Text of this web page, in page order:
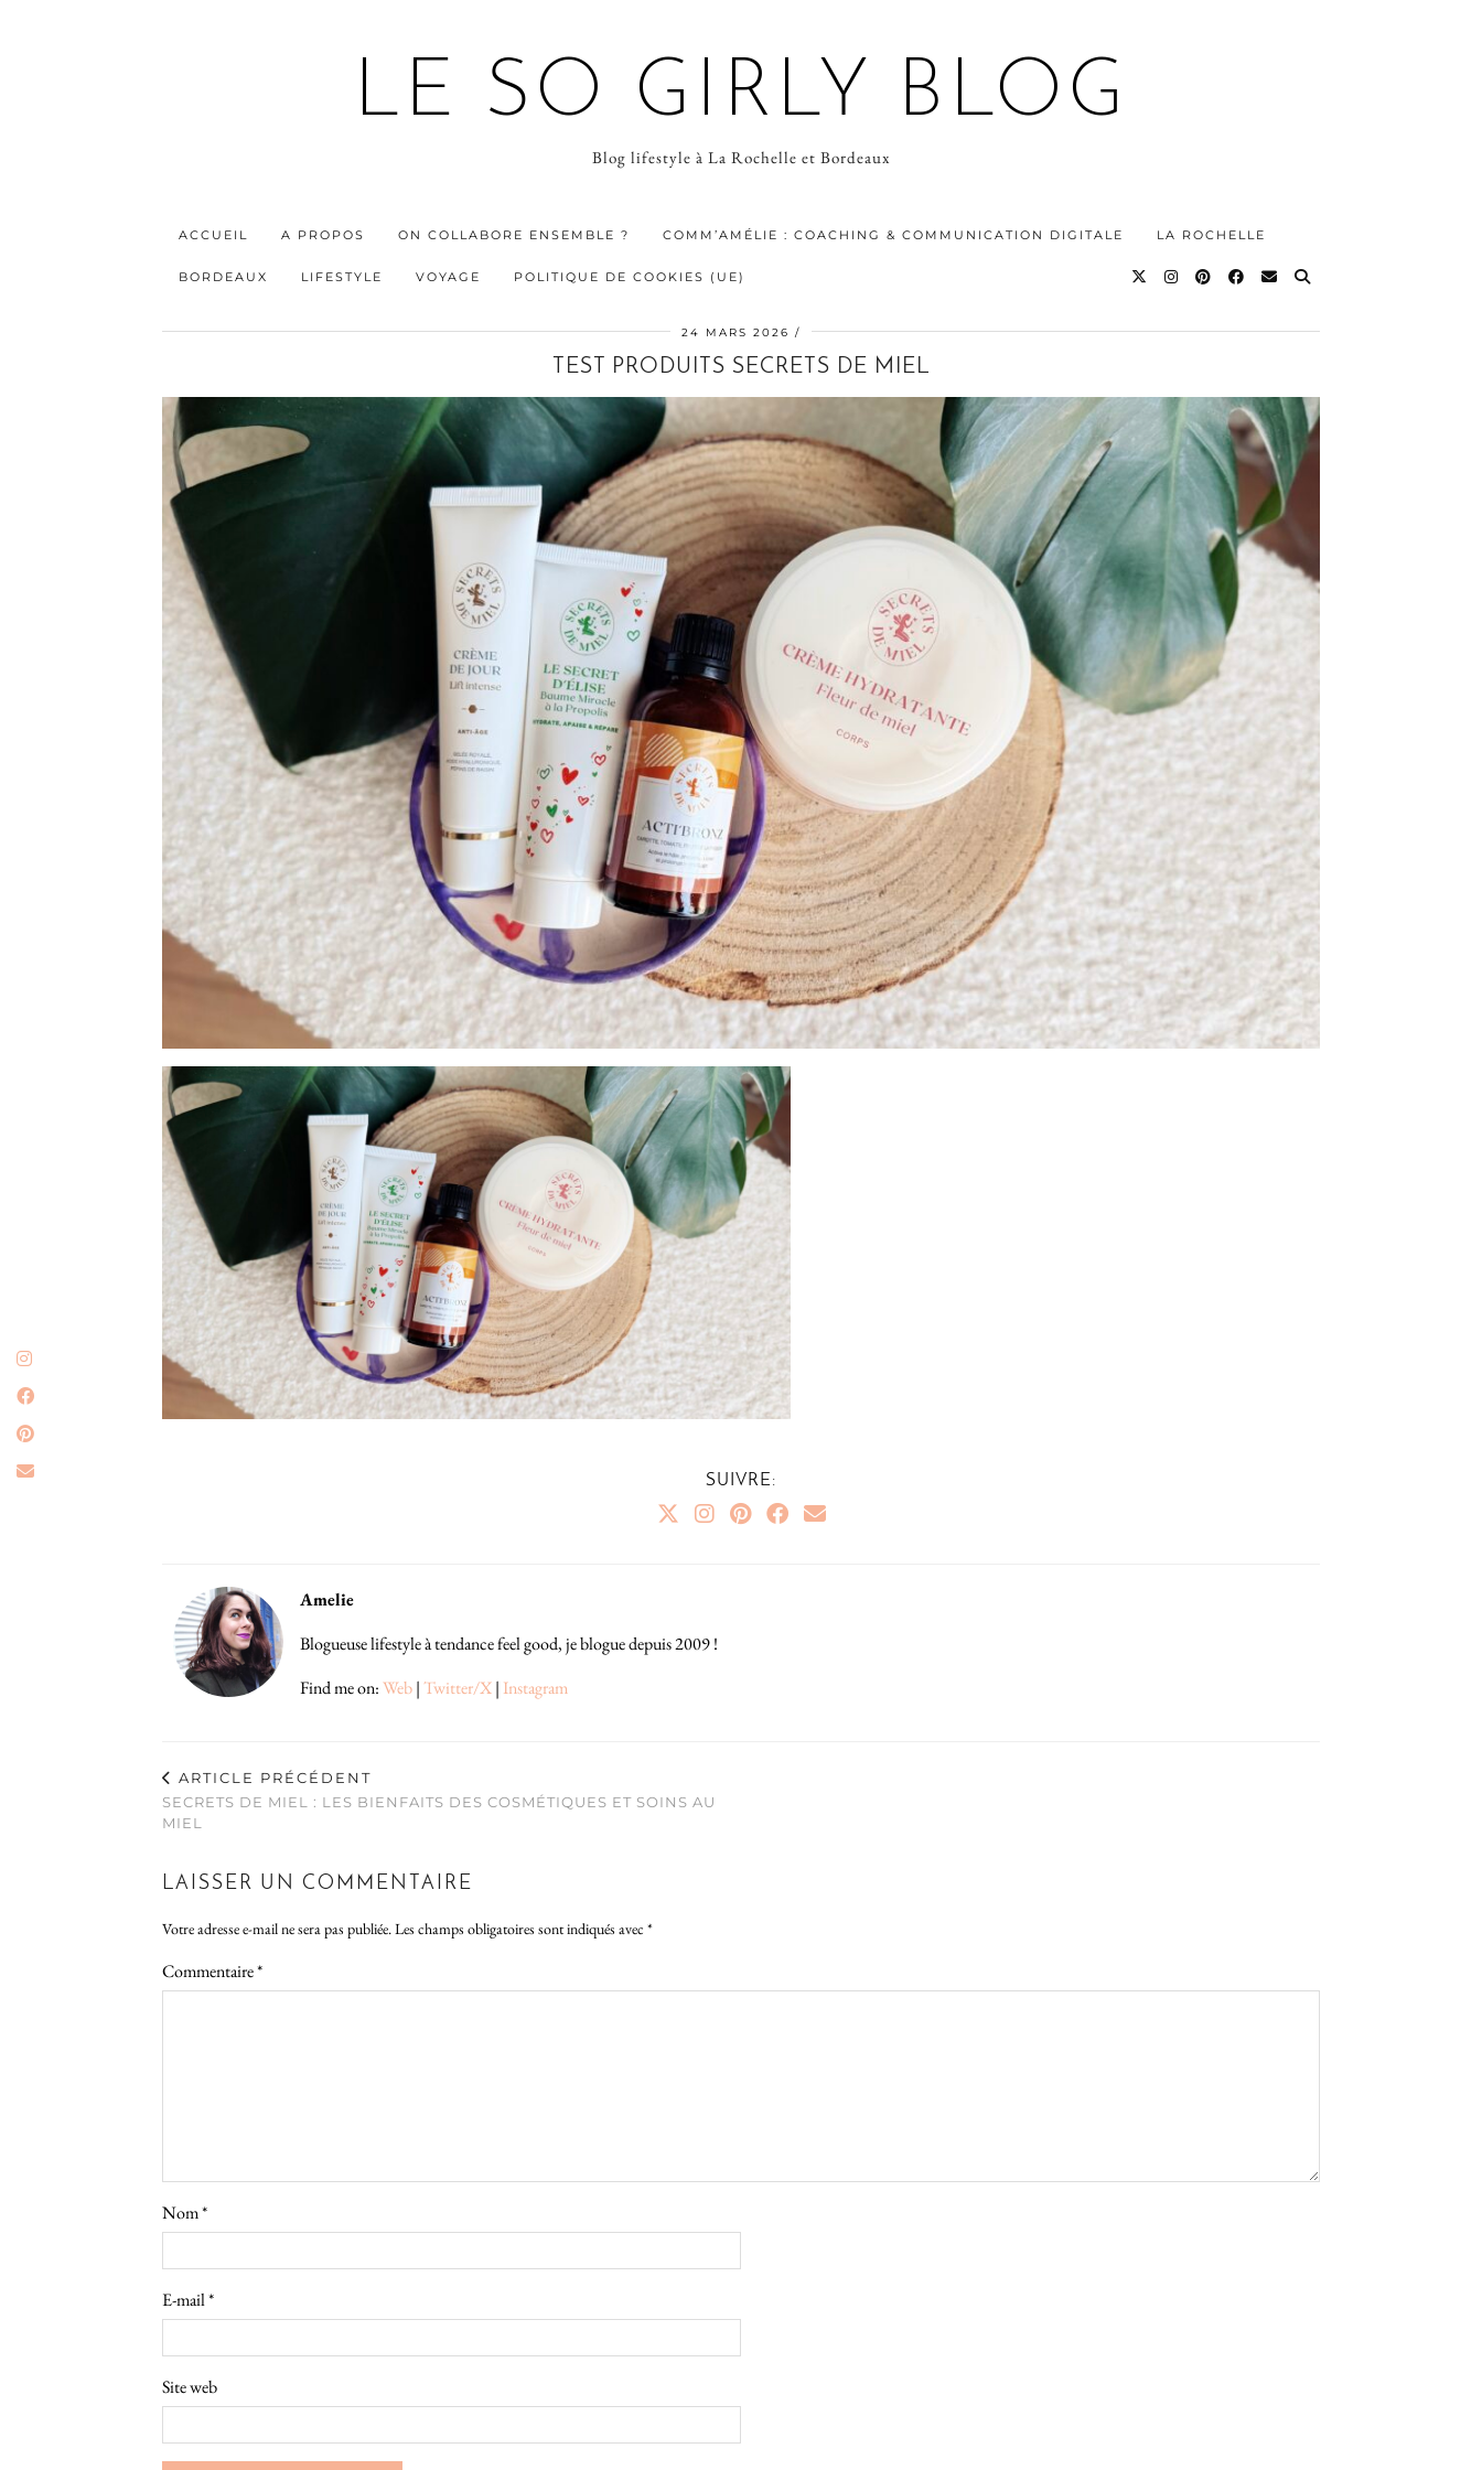
LE SO GIRLY BLOG
Blog lifestyle à La Rochelle et Bordeaux
ACCUEIL A PROPOS ON COLLABORE ENSEMBLE ? COMM’AMÉLIE : COACHING & COMMUNICATION DIGITALE LA ROCHELLE
BORDEAUX LIFESTYLE VOYAGE POLITIQUE DE COOKIES (UE)
24 MARS 2026
TEST PRODUITS SECRETS DE MIEL
SUIVRE:
Amelie
Blogueuse lifestyle à tendance feel good, je blogue depuis 2009 !
Find me on:Web|Twitter/X| Instagram
ARTICLE PRÉCÉDENT
SECRETS DE MIEL : LES BIENFAITS DES COSMÉTIQUES ET SOINS AU
MIEL
LAISSER UN COMMENTAIRE
Votre adresse e-mail ne sera pas publiée.Les champs obligatoires sont indiqués avec *
Commentaire*
Nom*
E-mail*
Site web